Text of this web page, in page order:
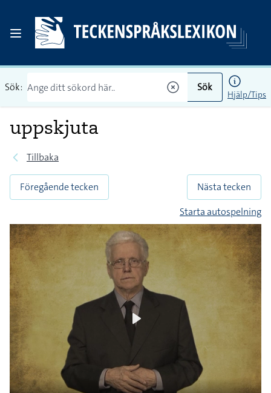
Sök: Sök
Hjälp/Tips
uppskjuta
Tillbaka
Föregående tecken
Nästa tecken
Starta autospelning